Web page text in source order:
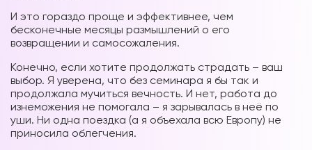
И это гораздо проще и эффективнее, чем
бесконечные месяцы размышлений о его
возвращении и самосожаления.
Конечно, если хотите продолжать страдать – ваш
выбор. Я уверена, что без семинара я бы так и
продолжала мучиться вечность. И нет, работа до
изнеможения не помогала – я зарывалась в неё по
уши. Ни одна поездка (а я объехала всю Европу) не
приносила облегчения.